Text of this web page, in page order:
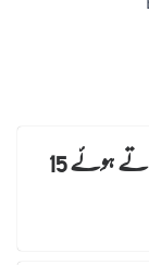
یوحناآباد:بارشی پانی میں نہاتے ہوئے 15